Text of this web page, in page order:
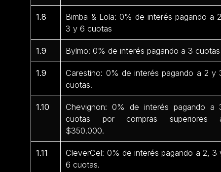
1.8
Bimba & Lola: 0% de interés pagando a
3 y 6 cuotas
1.9 Bylmo: 0% de interés pagando a 3 cuotas
1.9
Carestino: 0% de interés pagando a 2 y
cuotas.
1.10
Chevignon: 0% de interés pagando a
cuotas por compras superiores
$350.000.
1.11
CleverCel: 0% de interés pagando a 2, 3
6 cuotas.